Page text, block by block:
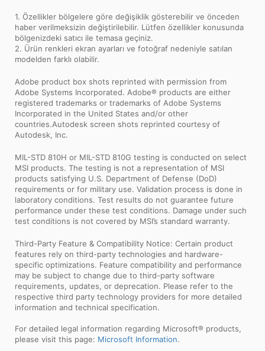
1. Özellikler bölgelere göre değişiklik gösterebilir ve önceden
haber verilmeksizin değiştirilebilir. Lütfen özellikler konusunda
bölgenizdeki satıcı ile temasa geçiniz.
2. Ürün renkleri ekran ayarları ve fotoğraf nedeniyle satılan
modelden farklı olabilir.
Adobe product box shots reprinted with permission from
Adobe Systems Incorporated. Adobe® products are either
registered trademarks or trademarks of Adobe Systems
Incorporated in the United States and/or other
countries.Autodesk screen shots reprinted courtesy of
Autodesk, Inc.
MIL-STD 810H or MIL-STD 810G testing is conducted on select
MSI products. The testing is not a representation of MSI
products satisfying U.S. Department of Defense (DoD)
requirements or for military use. Validation process is done in
laboratory conditions. Test results do not guarantee future
performance under these test conditions. Damage under such
test conditions is not covered by MSI’s standard warranty.
Third-Party Feature & Compatibility Notice: Certain product
features rely on third-party technologies and hardware-
specific optimizations. Feature compatibility and performance
may be subject to change due to third-party software
requirements, updates, or deprecation. Please refer to the
respective third party technology providers for more detailed
information and technical specification.
For detailed legal information regarding Microsoft® products,
please visit this page: Microsoft Information.